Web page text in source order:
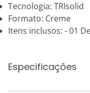
Tecnologia: TRIsolid
Formato: Creme
Itens inclusos: - 01
Especificações